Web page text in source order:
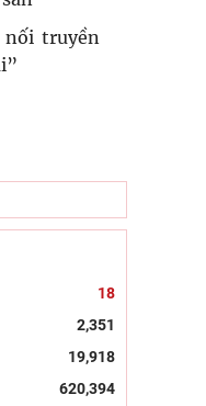
nối truyền
18
2,351
19,918
620,394